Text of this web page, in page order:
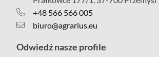
+48 566 566 005
biuro@agrarius.eu
Odwiedź nasze profile